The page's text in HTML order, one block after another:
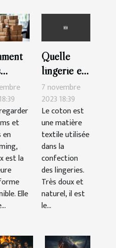
à
?
et
en
est la
Elle
Quelle
lingerie en
coton
choisir ?
7 novembre
2023 18:39
Le coton est
une matière
textile utilisée
dans la
confection
des lingeries.
Très doux et
naturel, il est
le...